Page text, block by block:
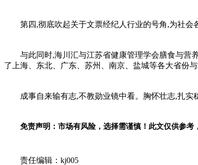
第四,彻底吹起关于文票经纪人行业的号角,为社会
与此同时,海川汇与江苏省健康管理学会膳食与营
了上海、东北、广东、苏州、南京、盐城等各大省份
成事自来输有志,不教勋业镜中看。胸怀壮志,扎
免责声明：市场有风险，选择需谨慎！此文仅供参考
责任编辑：kj005